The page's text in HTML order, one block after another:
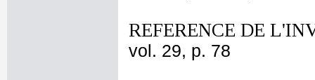
REFERENCE DE
vol. 29, p. 78